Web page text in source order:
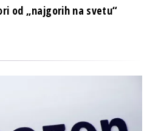
od „najgorih na svetu“